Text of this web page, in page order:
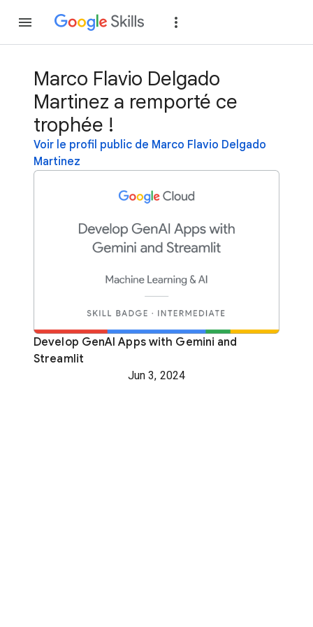
Marco Flavio Delgado
Martinez a remporté ce
trophée !
Voir le profil public de Marco Flavio Delgado
Martinez